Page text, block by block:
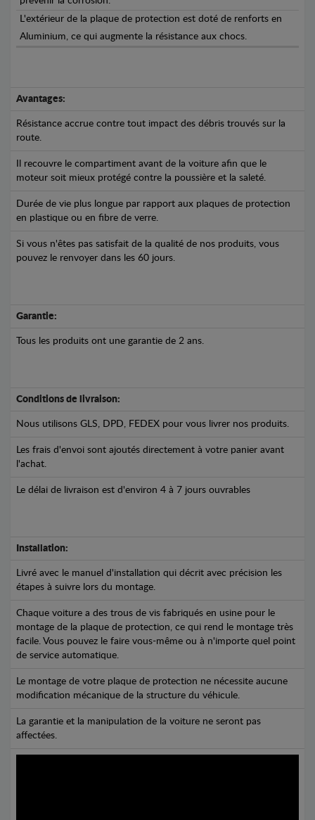
L'extérieur de la plaque de protection est doté de renforts en
Aluminium, ce qui augmente la résistance aux chocs.
Avantages:
Résistance accrue contre tout impact des débris trouvés sur la
route.
Il recouvre le compartiment avant de la voiture afin que le
moteur soit mieux protégé contre la poussière et la saleté.
Durée de vie plus longue par rapport aux plaques de protection
en plastique ou en fibre de verre.
Si vous n'êtes pas satisfait de la qualité de nos produits, vous
pouvez le renvoyer dans les 60 jours.
Garantie:
Tous les produits ont une garantie de 2 ans.
Conditions de livraison:
Nous utilisons GLS, DPD, FEDEX pour vous livrer nos produits.
Les frais d'envoi sont ajoutés directement à votre panier avant
l'achat.
Le délai de livraison est d'environ 4 à 7 jours ouvrables
Installation:
Livré avec le manuel d'installation qui décrit avec précision les
étapes à suivre lors du montage.
Chaque voiture a des trous de vis fabriqués en usine pour le
montage de la plaque de protection, ce qui rend le montage très
facile. Vous pouvez le faire vous-même ou à n'importe quel point
de service automatique.
Le montage de votre plaque de protection ne nécessite aucune
modification mécanique de la structure du véhicule.
La garantie et la manipulation de la voiture ne seront pas
affectées.